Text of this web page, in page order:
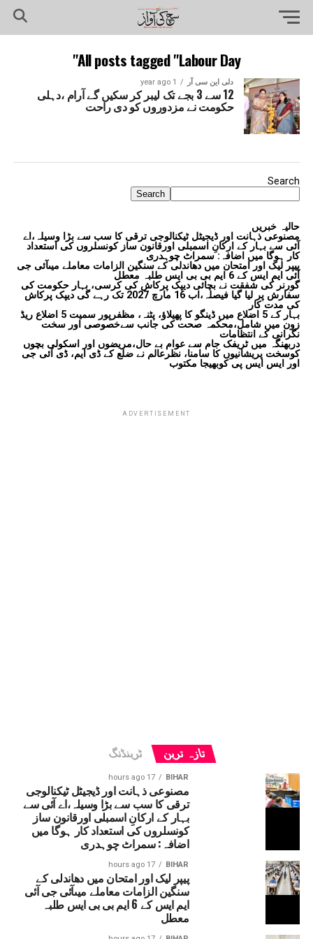
All posts tagged "Labour Day"
دلی این سی آر 1 year ago
12 سے 3 بجے تک لیبر کر سکیں گے آرام ،دہلی
حکومت نے مزدوروں کو دی راحت
Search
Search
حالیہ خبریں
مصنوعی ذہانت اور ڈیجیٹل ٹیکنالوجی ترقی کا سب سے بڑا وسیلہ،اے
آئی سے بہار کے ارکانِ اسمبلی اورقانون ساز کونسلروں کی استعداد
کار ہوگا میں اضافہ: سمراٹ چوہدری
پیپر لیک اور امتحان میں دھاندلی کے سنگین الزامات معاملے میںآئی جی
آئی ایم ایس کے 6 ایم بی بی ایس طلبہ معطل
گورنر کی شفقت نے بچائی دیپک پرکاش کی کرسی، بہار حکومت کی
سفارش پر لیا گیا فیصلہ،اب 16 مارچ 2027 تک رہے گی دیپک پرکاش
کی مدت کار
بہار کے 5 اضلاع میں ڈینگو کا پھیلاؤ، پٹنہ، مظفرپور سمیت 5 اضلاع ریڈ
زون میں شامل،محکمہ صحت کی جانب سےخصوصی اور سخت
نگرانی کے انتظامات
دربھنگہ میں ٹریفک جام سے عوام بے حال،مریضوں اور اسکولی بچوں
کوسخت پریشانیوں کا سامنا، نظرعالم نے ضلع کے ڈی ایم، ڈی آئی جی
اور ایس ایس پی کوبھیجا مکتوب
ADVERTISEMENT
تازہ ترین ٹرینڈنگ
BIHAR
17 hours ago
مصنوعی ذہانت اور ڈیجیٹل ٹیکنالوجی
ترقی کا سب سے بڑا وسیلہ،اے آئی سے
بہار کے ارکانِ اسمبلی اورقانون ساز
کونسلروں کی استعداد کار ہوگا میں
اضافہ: سمراٹ چوہدری
BIHAR
17 hours ago
پیپر لیک اور امتحان میں دھاندلی کے
سنگین الزامات معاملے میںآئی جی آئی
ایم ایس کے 6 ایم بی بی ایس طلبہ
معطل